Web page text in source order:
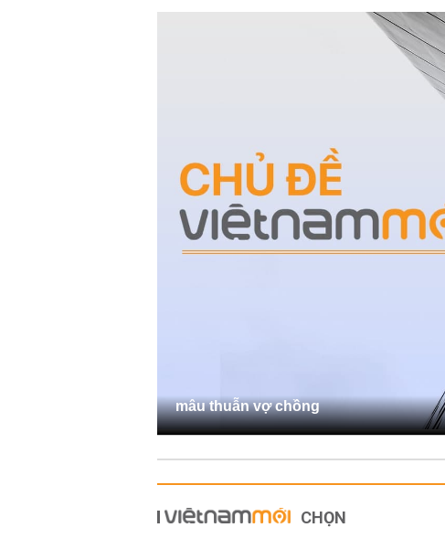
mâu thuẫn vợ chồng
CHỌN